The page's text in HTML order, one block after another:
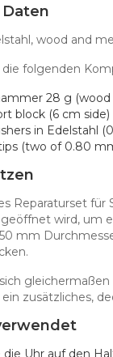
wood and
folgenden
28 g
block (6 cm side)
in Edelstahl
(two of 0.80
Reparaturset
wird, um
mm
ein zusätzliches,
die Uhr auf den